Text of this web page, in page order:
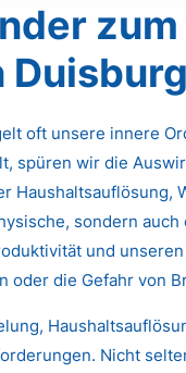
oft unsere innere
spüren wir die
Haushaltsauflösung,
sondern
und
oder die Gefahr von
Nicht